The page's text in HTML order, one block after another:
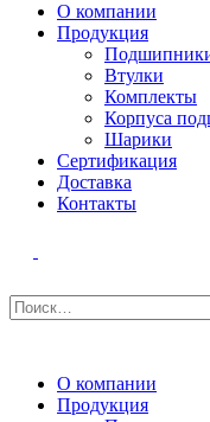
О компании
Продукция
Втулки
Комплекты
Корпуса
Шарики
Сертификация
Доставка
Контакты
О компании
Продукция